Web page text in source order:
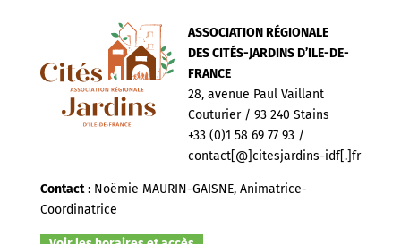
ASSOCIATION RÉGIONALE
DES CITÉS-JARDINS D’ILE-DE-
FRANCE
28, avenue Paul Vaillant
Couturier / 93 240 Stains
+33 (0)1 58 69 77 93 /
contact[@]citesjardins-idf[.]fr
Contact: Noëmie MAURIN-GAISNE, Animatrice-
Coordinatrice